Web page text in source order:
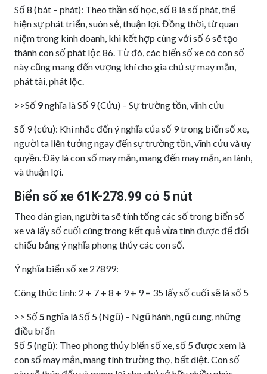
Số 8 (bát – phát): Theo thần số học, số 8 là số phát, thể
hiện sự phát triển, suôn sẻ, thuận lợi. Đồng thời, từ quan
niệm trong kinh doanh, khi kết hợp cùng với số 6 sẽ tạo
thành con số phát lộc 86. Từ đó, các biển số xe có con số
này cũng mang đến vượng khí cho gia chủ sự may mắn,
phát tài, phát lộc.
>>Số 9nghĩa là Số 9 (Cửu) – Sự trường tồn, vĩnh cửu
Số 9 (cửu): Khi nhắc đến ý nghĩa của số 9 trong biển số xe,
người ta liên tưởng ngay đến sự trường tồn, vĩnh cửu và uy
quyền. Đây là con số may mắn, mang đến may mắn, an lành,
và thuận lợi.
Biển số xe 61K-278.99 có 5 nút
Theo dân gian, người ta sẽ tính tổng các số trong biển số
xe và lấy số cuối cùng trong kết quả vừa tính được để đối
chiếu bảng ý nghĩa phong thủy các con số.
Ý nghĩa biển số xe 27899:
Công thức tính: 2 + 7 + 8 + 9 + 9 = 35 lấy số cuối sẽ là số 5
>> Số5 nghĩa là Số 5 (Ngũ) – Ngũ hành, ngũ cung, những
điều bí ẩn
Số 5 (ngũ): Theo phong thủy biển số xe, số 5 được xem là
con số may mắn, mang tính trường thọ, bất diệt. Con số